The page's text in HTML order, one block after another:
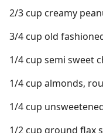
2/3 cup creamy
3/4 cup old
1/4 cup semi sweet
1/4 cup almonds,
1/4 cup
1/2 cup ground flax